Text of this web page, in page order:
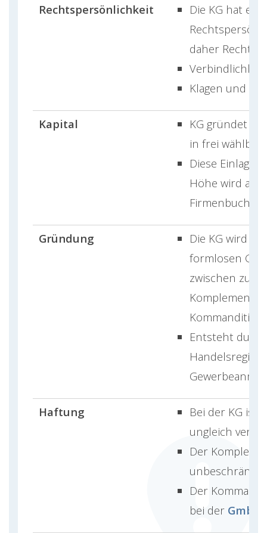
Rechtspersönlichkeit
Die KG hat
daher Rechte
Klagen und
Kapital
KG gründet
in frei
Diese Einlage
Höhe wird
Firmenbuch
Gründung
Die KG wird
formlosen
zwischen
Entsteht durch
Haftung
Bei der KG ist
ungleich
Der
unbeschränkt
Der
bei der GmbH